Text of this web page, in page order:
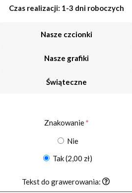
Czas realizacji: 1-3 dni roboczych
Nasze czcionki
Nasze grafiki
Świąteczne
Znakowanie*
Nie
Tak(2,00 zł)
Tekst do grawerowania: